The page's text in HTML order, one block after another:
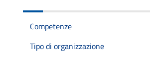
Competenze
Tipo di organizzazione